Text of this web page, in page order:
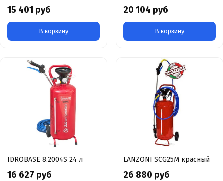
15 401 руб
В корзину
20 104 руб
В корзину
IDROBASE 8.2004S 24 л
16 627 руб
LANZONI SCG25M красный
26 880 руб